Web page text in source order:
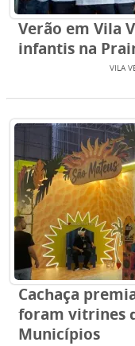
Verão em Vila
infantis na
VILA
Cachaça
foram vitrines
Municípios